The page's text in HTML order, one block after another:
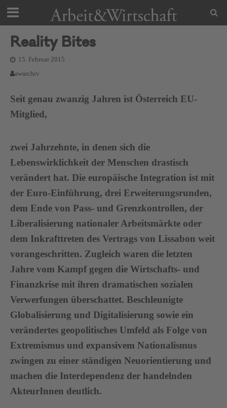
Reality Bites
15. Februar 2015
awarchiv
Seit genau zwanzig Jahren ist Österreich EU-
Mitglied,
zwei Jahrzehnte, in denen sich die
Lebenswirklichkeit der Menschen drastisch
verändert hat. Die europäische Integration ist mit
der Euro-Einführung, drei Erweiterungsrunden,
dem Ende von Pass- und Grenzkontrollen, der
Liberalisierung nationaler Arbeitsmärkte oder
dem Inkrafttreten des Vertrags von Lissabon weit
vorangeschritten. Zugleich waren die letzten
Jahre vom Kampf gegen die Wirtschafts- und
Finanzkrise mit ihren dramatischen sozialen
Verwerfungen überschattet. Beschleunigte
Globalisierung und Digitalisierung sowie ein
verändertes geopolitisches Umfeld als Folge von
Extremismus und expansivem Nationalismus
zwingen zu einer ständigen Neuorientierung und
machen die Interdependenz der handelnden
AkteurInnen deutlich.